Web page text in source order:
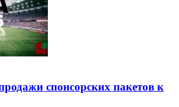
спонсорских пакетов к